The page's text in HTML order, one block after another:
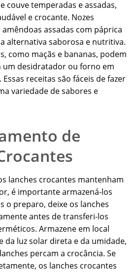
couve temperadas e assadas,
e crocante. Nozes
assadas com páprica
alternativa saborosa e nutritiva.
como maçãs e bananas, podem
um desidratador ou forno em
receitas são fáceis de fazer
variedade de sabores e
de
lanches crocantes mantenham
é importante armazená-los
o preparo, deixe os lanches
antes de transferi-los
Armazene em local
da luz solar direta e da umidade,
percam a crocância. Se
os lanches crocantes